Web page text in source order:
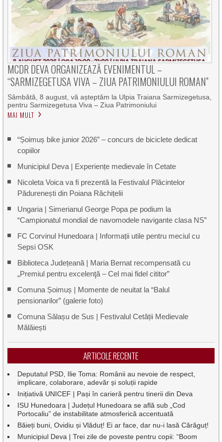
MCDR DEVA ORGANIZEAZĂ EVENIMENTUL –
“SARMIZEGETUSA VIVA – ZIUA PATRIMONIULUI ROMAN”
Sâmbătă, 8 august, vă așteptăm la Ulpia Traiana Sarmizegetusa,
pentru Sarmizegetusa Viva – Ziua Patrimoniului
MAI MULT
“Șoimuș bike junior 2026” – concurs de biciclete dedicat
copiilor
Municipiul Deva | Experiențe medievale în Cetate
Nicoleta Voica va fi prezentă la Festivalul Plăcintelor
Pădurenești din Poiana Răchițelii
Ungaria | Simerianul George Popa pe podium la
“Campionatul mondial de navomodele navigante clasa NS”
FC Corvinul Hunedoara | Informații utile pentru meciul cu
Sepsi OSK
Biblioteca Județeană | Maria Bernat recompensată cu
„Premiul pentru excelenţă – Cel mai fidel cititor”
Comuna Șoimuș | Momente de neuitat la “Balul
pensionarilor” (galerie foto)
Comuna Sălașu de Sus | Festivalul Cetății Medievale
Mălăiești
ARTICOLE RECENTE
Deputatul PSD, Ilie Toma: Românii au nevoie de respect,
implicare, colaborare, adevăr și soluții rapide
Inițiativă UNICEF | Pași în carieră pentru tinerii din Deva
ISU Hunedoara | Județul Hunedoara se află sub „Cod
Portocaliu” de instabilitate atmosferică accentuată
Băieți buni, Ovidiu și Vlăduț! Ei ar face, dar nu-i lasă Cărăguț!
Municipiul Deva | Trei zile de poveste pentru copii: “Boom